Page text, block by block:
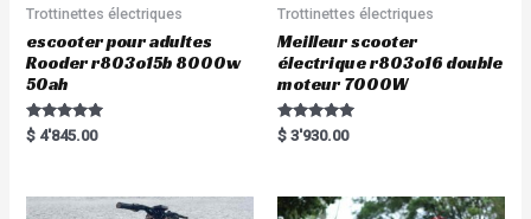
Trottinettes électriques
escooter pour adultes
Rooder r803o15b 8000w
50ah
Rated
5.00
$ 4'845.00
Trottinettes électriques
Meilleur scooter
électrique r803o16 double
moteur 7000W
Rated
5.00
$ 3'930.00